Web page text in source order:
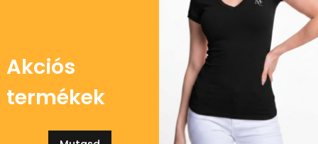
Akciós
termékek